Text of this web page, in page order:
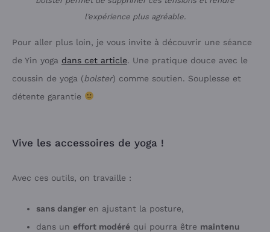
l’expérience plus agréable.
Pour aller plus loin, je vous invite à découvrir une séance
de Yin yoga dans cet article. Une pratique douce avec le
coussin de yoga (bolster) comme soutien. Souplesse et
détente garantie
Vive les accessoires de yoga !
Avec ces outils, on travaille :
sans danger en ajustant la posture,
dans un effort modéré qui pourra être maintenu